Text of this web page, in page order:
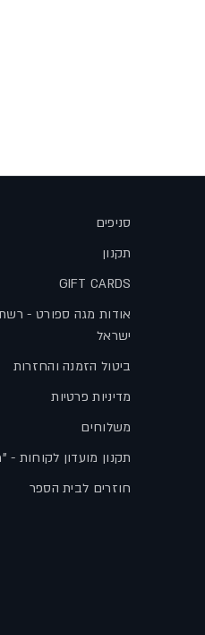
סניפים
תקנון
GIFT CARDS
אודות מגה ספורט -
ישראל
ביטול הזמנה והחזרות
מדיניות פרטיות
משלוחים
תקנון מועדון לקוחות -
חוזרים לבית הספר